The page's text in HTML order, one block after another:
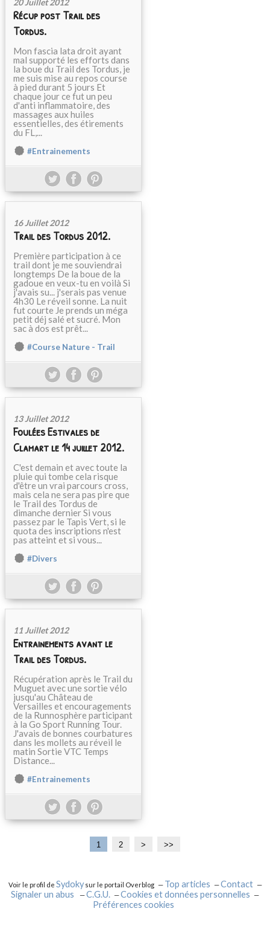
20 Juillet 2012
Récup post Trail des
Tordus.
Mon fascia lata droit ayant
mal supporté les efforts dans
la boue du Trail des Tordus, je
me suis mise au repos course
à pied durant 5 jours Et
chaque jour ce fut un peu
d'anti inflammatoire, des
massages aux huiles
essentielles, des étirements
du FL,...
#Entrainements
16 Juillet 2012
Trail des Tordus 2012.
Première participation à ce
trail dont je me souviendrai
longtemps De la boue de la
gadoue en veux-tu en voilà Si
j'avais su... j'serais pas venue
4h30 Le réveil sonne. La nuit
fut courte Je prends un méga
petit déj salé et sucré. Mon
sac à dos est prêt...
#Course Nature - Trail
13 Juillet 2012
Foulées Estivales de
Clamart le 14 juillet 2012.
C'est demain et avec toute la
pluie qui tombe cela risque
d'être un vrai parcours cross,
mais cela ne sera pas pire que
le Trail des Tordus de
dimanche dernier Si vous
passez par le Tapis Vert, si le
quota des inscriptions n'est
pas atteint et si vous...
#Divers
11 Juillet 2012
Entrainements avant le
Trail des Tordus.
Récupération après le Trail du
Muguet avec une sortie vélo
jusqu'au Château de
Versailles et encouragements
de la Runnosphère participant
à la Go Sport Running Tour.
J'avais de bonnes courbatures
dans les mollets au réveil le
matin Sortie VTC Temps
Distance...
#Entrainements
1 2 > >>
Voir le profil de Sydokysur le portail Overblog Top articles
Contact
Signaler un abus
C.G.U.
Cookies et données personnelles
Préférences cookies